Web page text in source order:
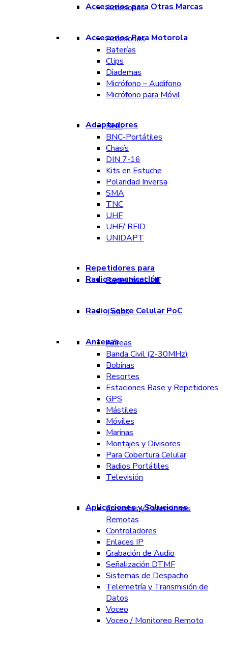
Accesorios para Otras Marcas
Accesorios
Accesorios Para Motorola
Accesorios
Baterías
Clips
Diademas
Micrófono – Audifono
Micrófono para Móvil
Adaptadores
BNC
BNC-Portátiles
Chasís
DIN 7-16
Kits en Estuche
Polaridad Inversa
SMA
TNC
UHF
UHF/ RFID
UNIDAPT
Repetidores para
Radiocomunicación
Repetidor UHF
Radio Sobre Celular PoC
Todos
AntenasAéreas
Banda Civil (2-30MHz)
Bobinas
Resortes
Estaciones Base y Repetidores
GPS
Mástiles
Móviles
Marinas
Montajes y Divisores
Para Cobertura Celular
Radios Portátiles
Televisión
Aplicaciones y Soluciones
Consolas y Extensiones
Remotas
Controladores
Enlaces IP
Grabación de Audio
Señalización DTMF
Sistemas de Despacho
Telemetría y Transmisión de
Datos
Voceo
Voceo / Monitoreo Remoto